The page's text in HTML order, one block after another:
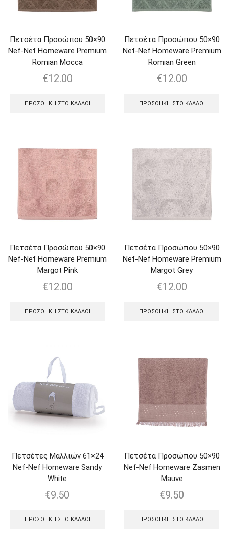
Πετσέτα Προσώπου 50×90
Nef-Nef Homeware Premium
Romian Mocca
€12.00
ΠΡΟΣΘΉΚΗ ΣΤΟ ΚΑΛΆΘΙ
Πετσέτα Προσώπου 50×90
Nef-Nef Homeware Premium
Romian Green
€12.00
ΠΡΟΣΘΉΚΗ ΣΤΟ ΚΑΛΆΘΙ
Πετσέτα Προσώπου 50×90
Nef-Nef Homeware Premium
Margot Pink
€12.00
ΠΡΟΣΘΉΚΗ ΣΤΟ ΚΑΛΆΘΙ
Πετσέτα Προσώπου 50×90
Nef-Nef Homeware Premium
Margot Grey
€12.00
ΠΡΟΣΘΉΚΗ ΣΤΟ ΚΑΛΆΘΙ
Πετσέτες Μαλλιών 61×24
Nef-Nef Homeware Sandy
White
€9.50
ΠΡΟΣΘΉΚΗ ΣΤΟ ΚΑΛΆΘΙ
Πετσέτα Προσώπου 50×90
Nef-Nef Homeware Zasmen
Mauve
€9.50
ΠΡΟΣΘΉΚΗ ΣΤΟ ΚΑΛΆΘΙ